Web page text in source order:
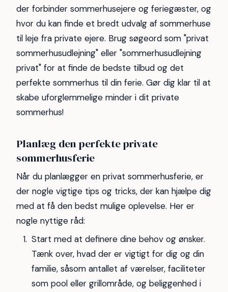
der forbinder sommerhusejere og feriegæster, og
hvor du kan finde et bredt udvalg af sommerhuse
til leje fra private ejere. Brug søgeord som "privat
sommerhusudlejning" eller "sommerhusudlejning
privat" for at finde de bedste tilbud og det
perfekte sommerhus til din ferie. Gør dig klar til at
skabe uforglemmelige minder i dit private
sommerhus!
Planlæg den perfekte private
sommerhusferie
Når du planlægger en privat sommerhusferie, er
der nogle vigtige tips og tricks, der kan hjælpe dig
med at få den bedst mulige oplevelse. Her er
nogle nyttige råd:
Start med at definere dine behov og ønsker.
Tænk over, hvad der er vigtigt for dig og din
familie, såsom antallet af værelser, faciliteter
som pool eller grillområde, og beliggenhed i